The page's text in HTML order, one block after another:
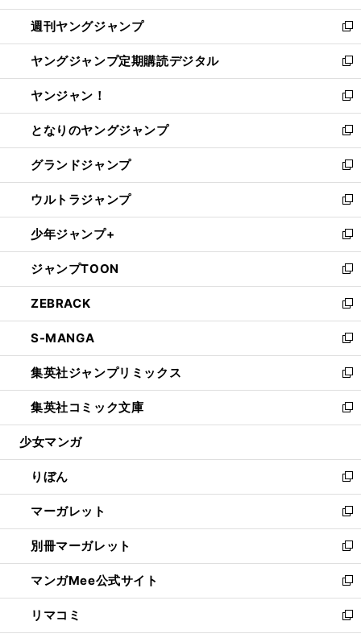
開
く
ウ
で
開
く
ン
ド
ウ
で
開
く
ウ
ィ
ン
ド
ウ
で
開
く
週刊ヤングジャンプ
新
し
い
ウ
ィ
ン
ド
ウ
で
開
く
ヤングジャンプ定期購読デジタル
新
し
い
ウ
ィ
ン
ド
ウ
で
開
く
ヤンジャン！
新
し
い
ウ
ィ
ン
ド
ウ
で
開
く
となりのヤングジャンプ
新
し
い
ウ
ィ
ン
ド
ウ
で
開
く
グランドジャンプ
新
し
い
ウ
ィ
ン
ド
ウ
で
開
く
ウルトラジャンプ
新
し
い
ウ
ィ
ン
ド
ウ
で
開
く
少年ジャンプ+
新
し
い
ウ
ィ
ン
ド
ウ
で
開
く
ジャンプTOON
新
し
い
ウ
ィ
ン
ド
ウ
で
開
ZEBRACK
新
し
い
ウ
ィ
ン
ド
ウ
開
く
S-MANGA
新
し
い
ウ
ィ
ン
ウ
で
開
く
集英社ジャンプリミックス
新
し
い
ウ
ン
ド
ウ
で
開
く
集英社コミック文庫
新
し
ウ
ィ
ン
ド
ウ
で
開
く
少女マンガ
りぼん
新
し
い
ウ
ィ
ン
ド
ウ
で
開
マーガレット
新
し
い
ウ
ィ
ン
ド
ウ
別冊マーガレット
新
し
い
ウ
ィ
ン
マンガMee公式サイト
新
し
い
ウ
リマコミ
新
し